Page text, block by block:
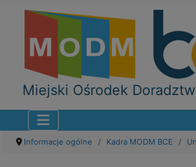
Miejski Ośrodek
Informacje ogólne Kadra MODM BCE